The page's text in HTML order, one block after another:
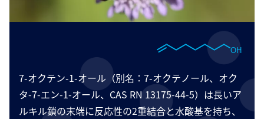
7-オクテン-1-オール（別名：7-オクテノール、オク
タ-7-エン-1-オール、CAS RN 13175-44-5）は長いア
ルキル鎖の末端に反応性の2重結合と水酸基を持ち、